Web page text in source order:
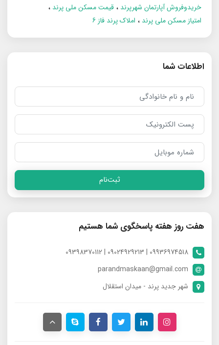
خریدوفروش آپارتمان شهرپرند
قیمت مسکن ملی پرند
امتیاز مسکن ملی پرند
املاک پرند فاز 6
اطلاعات شما
ثبت‌نام
هفت روز هفته پاسخگوی شما هستیم
09936974518 | 09024929213 | 09398370112
parandmaskaan@gmail.com
شهر جدید پرند - میدان استقلال